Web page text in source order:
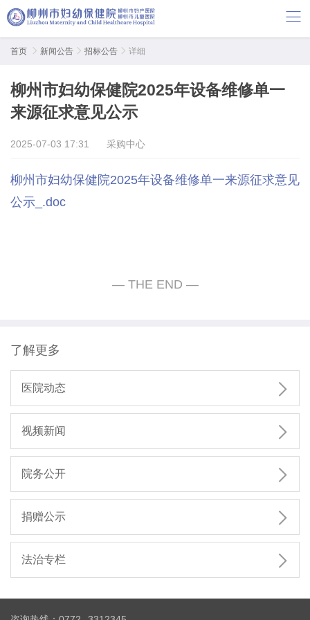
首页  新闻公告  招标公告  详细
柳州市妇幼保健院2025年设备维修单一
来源征求意见公示
2025-07-03 17:31 采购中心
柳州市妇幼保健院2025年设备维修单一来源征求意见
公示_.doc
了解更多
医院动态 
视频新闻 
院务公开 
捐赠公示 
法治专栏 